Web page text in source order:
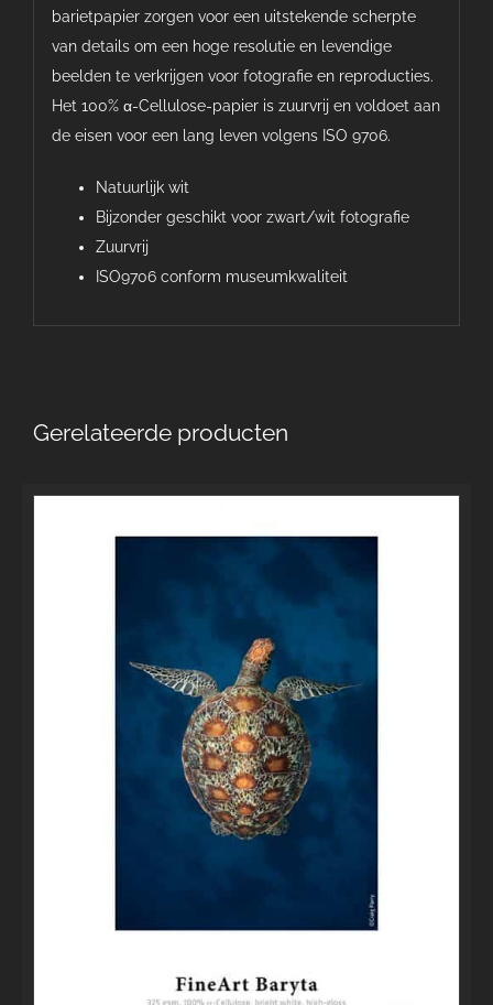
barietpapier zorgen voor een uitstekende scherpte
van details om een hoge resolutie en levendige
beelden te verkrijgen voor fotografie en reproducties.
Het 100% α-Cellulose-papier is zuurvrij en voldoet aan
de eisen voor een lang leven volgens ISO 9706.
Natuurlijk wit
Bijzonder geschikt voor zwart/wit fotografie
Zuurvrij
ISO9706 conform museumkwaliteit
Gerelateerde producten